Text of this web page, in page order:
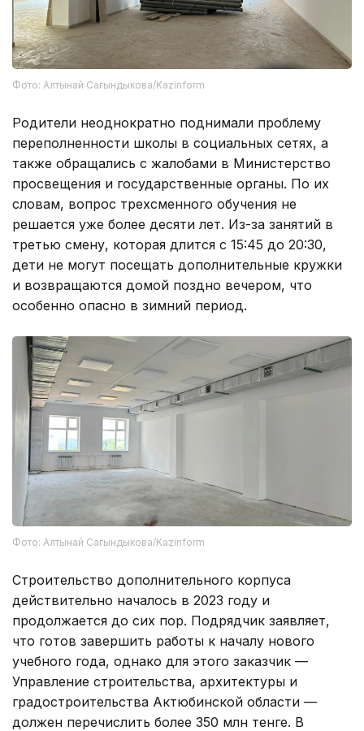
Фото: Алтынай Сагындыкова/Kazinform
Родители неоднократно поднимали проблему
переполненности школы в социальных сетях, а
также обращались с жалобами в Министерство
просвещения и государственные органы. По их
словам, вопрос трехсменного обучения не
решается уже более десяти лет. Из-за занятий в
третью смену, которая длится с 15:45 до 20:30,
дети не могут посещать дополнительные кружки
и возвращаются домой поздно вечером, что
особенно опасно в зимний период.
Фото: Алтынай Сагындыкова/Kazinform
Строительство дополнительного корпуса
действительно началось в 2023 году и
продолжается до сих пор. Подрядчик заявляет,
что готов завершить работы к началу нового
учебного года, однако для этого заказчик —
Управление строительства, архитектуры и
градостроительства Актюбинской области —
должен перечислить более 350 млн тенге. В